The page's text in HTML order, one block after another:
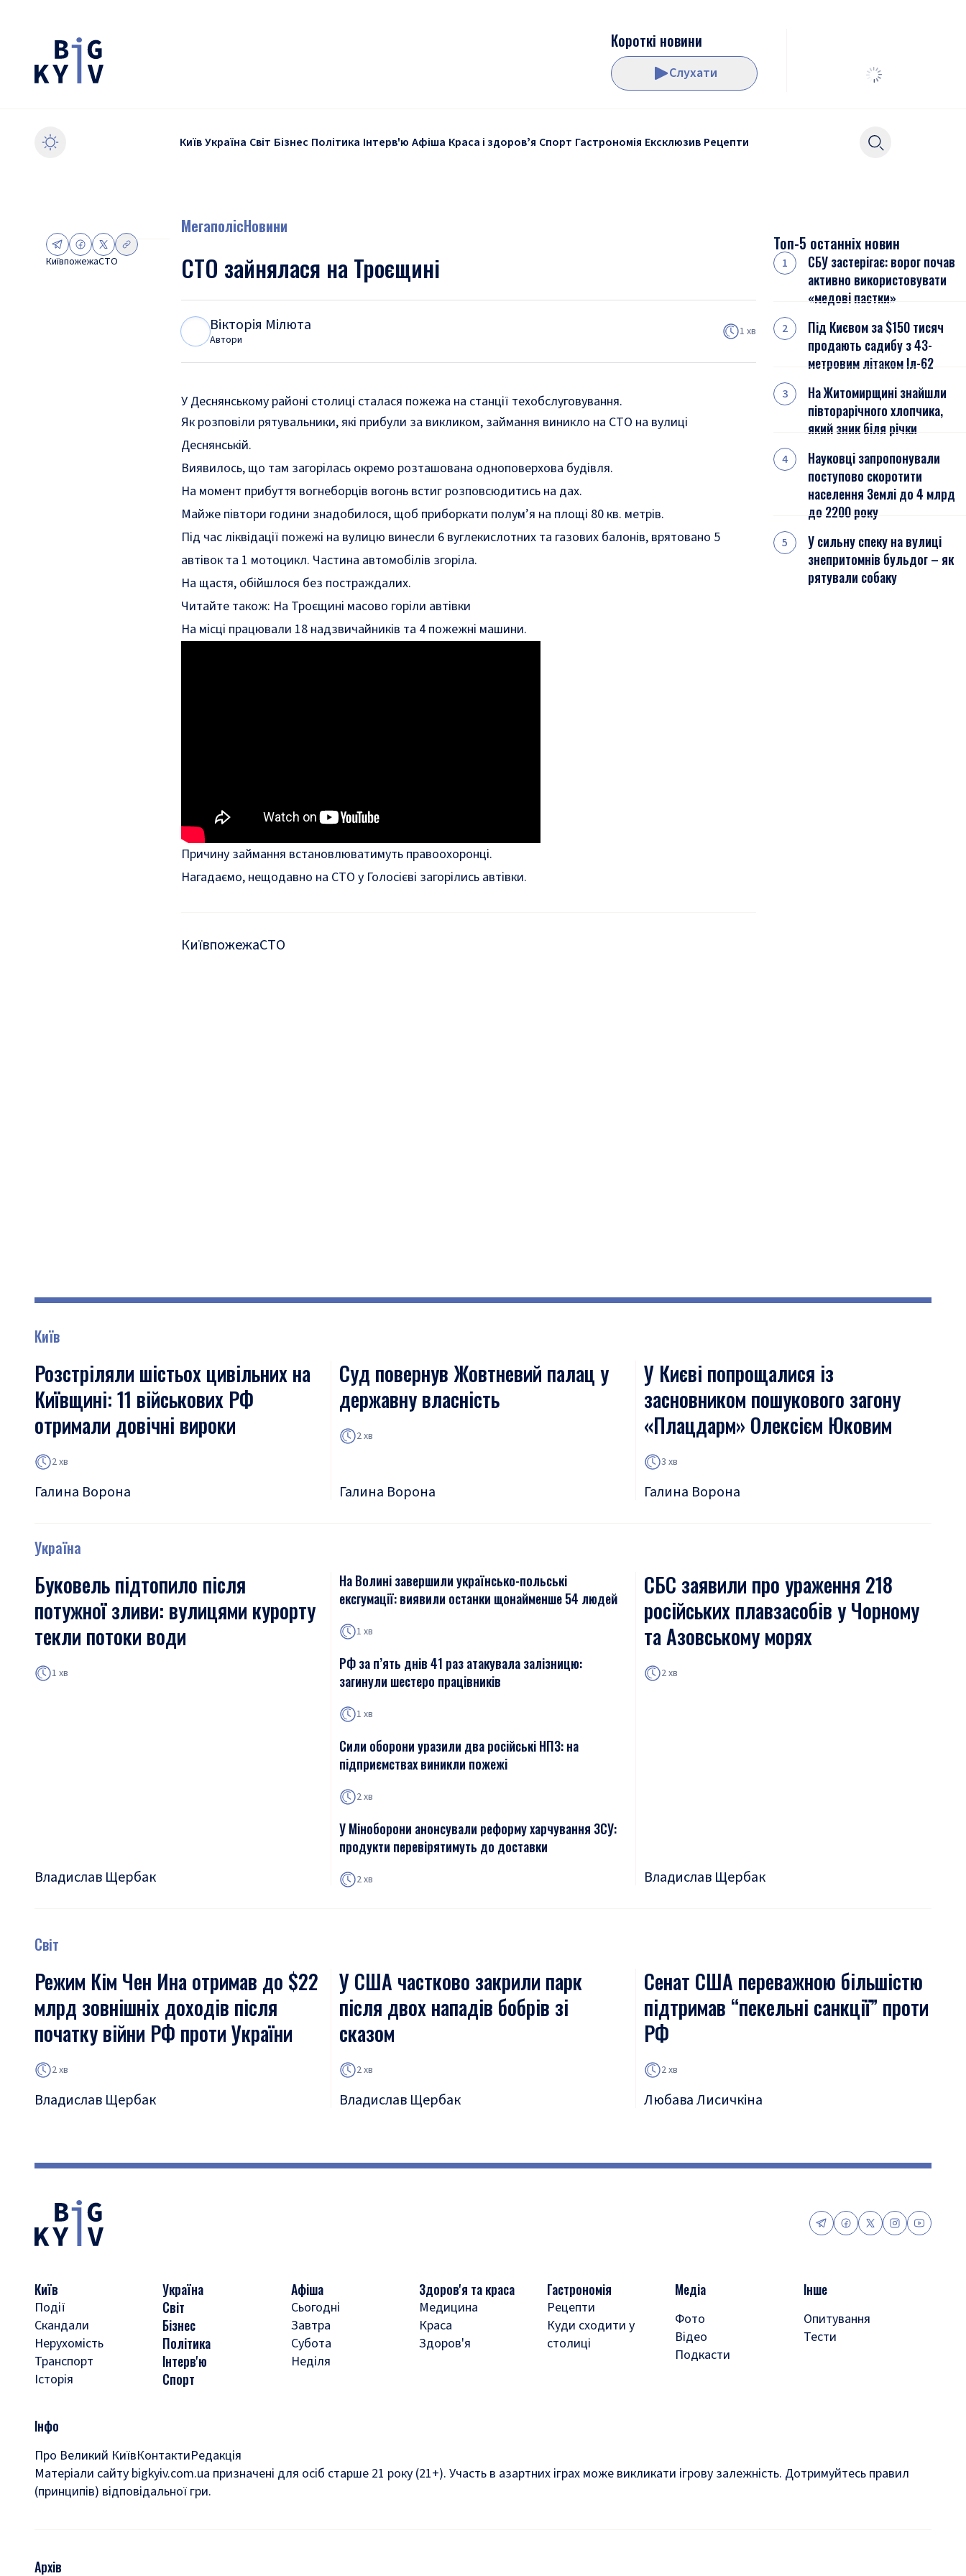
Короткі новини
Слухати
КиївУкраїна Світ Бізнес Політика Інтерв'ю Афіша Краса і здоровʼя Спорт Гастрономія Ексклюзив Рецепти
КиївпожежаСТО
МегаполісНовини
СТО зайнялася на Троєщині
Вікторія Мілюта
Автори
1 хв
У Деснянському районі столиці сталася пожежа на станції техобслуговування.
Як розповіли рятувальники, які прибули за викликом, займання виникло на СТО на вулиці
Деснянській.
Виявилось, що там загорілась окремо розташована одноповерхова будівля.
На момент прибуття вогнеборців вогонь встиг розповсюдитись на дах.
Майже півтори години знадобилося, щоб приборкати полум’я на площі 80 кв. метрів.
Під час ліквідації пожежі на вулицю винесли 6 вуглекислотних та газових балонів, врятовано 5
автівок та 1 мотоцикл. Частина автомобілів згоріла.
На щастя, обійшлося без постраждалих.
Читайте також: На Троєщині масово горіли автівки
На місці працювали 18 надзвичайників та 4 пожежні машини.
Причину займання встановлюватимуть правоохоронці.
Нагадаємо, нещодавно на СТО у Голосієві загорілись автівки.
КиївпожежаСТО
Топ-5 останніх новин
СБУ застерігає: ворог почав
активно використовувати
«медові пастки»
Під Києвом за $150 тисяч
продають садибу з 43-
метровим літаком Іл-62
На Житомирщині знайшли
півторарічного хлопчика,
який зник біля річки
Науковці запропонували
поступово скоротити
населення Землі до 4 млрд
до 2200 року
У сильну спеку на вулиці
знепритомнів бульдог – як
рятували собаку
Київ
Розстріляли шістьох цивільних на
Київщині: 11 військових РФ
отримали довічні вироки
2 хв
Галина Ворона
Суд повернув Жовтневий палац у
державну власність
2 хв
Галина Ворона
У Києві попрощалися із
засновником пошукового загону
«Плацдарм» Олексієм Юковим
3 хв
Галина Ворона
Україна
Буковель підтопило після
потужної зливи: вулицями курорту
текли потоки води
1 хв
Владислав Щербак
На Волині завершили українсько-польські
ексгумації: виявили останки щонайменше 54 людей
1 хв
РФ за п’ять днів 41 раз атакувала залізницю:
загинули шестеро працівників
1 хв
Сили оборони уразили два російські НПЗ: на
підприємствах виникли пожежі
2 хв
У Міноборони анонсували реформу харчування ЗСУ:
продукти перевірятимуть до доставки
2 хв
СБС заявили про ураження 218
російських плавзасобів у Чорному
та Азовському морях
2 хв
Владислав Щербак
Світ
Режим Кім Чен Ина отримав до $22
млрд зовнішніх доходів після
початку війни РФ проти України
2 хв
Владислав Щербак
У США частково закрили парк
після двох нападів бобрів зі
сказом
2 хв
Владислав Щербак
Сенат США переважною більшістю
підтримав “пекельні санкції” проти
РФ
2 хв
Любава Лисичкіна
Київ
Події
Скандали
Нерухомість
Транспорт
Історія
Україна
Світ
Бізнес
Політика
Інтерв'ю
Спорт
Афіша
Сьогодні
Завтра
Субота
Неділя
Здоров'я та краса
Медицина
Краса
Здоров'я
Гастрономія
Рецепти
Куди сходити у
столиці
Медіа
Фото
Відео
Подкасти
Інше
Опитування
Тести
Інфо
Про Великий КиївКонтактиРедакція
Матеріали сайту bigkyiv.com.ua призначені для осіб старше 21 року (21+). Участь в азартних іграх може викликати ігрову залежність. Дотримуйтесь правил
(принципів) відповідальної гри.
Архів